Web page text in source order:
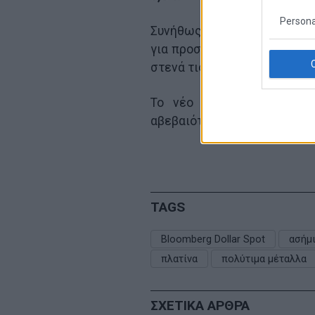
Συνήθως, ένα ισχυρότερο
για προστασία κρατά τις
στενά τις επόμενες
Το νέο ράλι δείχνει
αβεβαιότητα συνεχιστεί,
TAGS
Bloomberg Dollar Spot ασήμι
πλατίνα
πολύτιμα μέταλλα
ΣΧΕΤΙΚΑ ΑΡΘΡΑ